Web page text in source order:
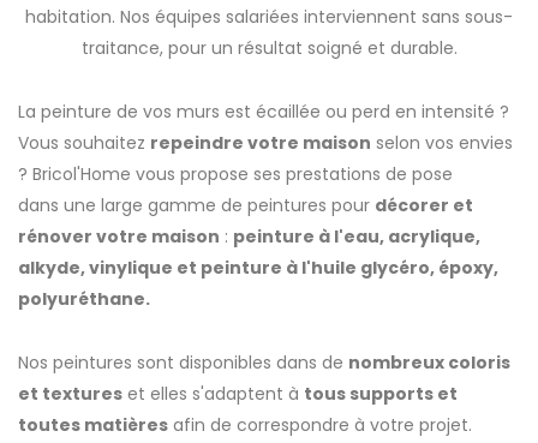
habitation. Nos équipes salariées interviennent sans sous-
traitance, pour un résultat soigné et durable.
La peinture de vos murs est écaillée ou perd en intensité ?
Vous souhaitez repeindre votre maison selon vos envies
? Bricol'Home vous propose ses prestations de pose
dans une large gamme de peintures pour décorer et
rénover votre maison : peinture à l'eau, acrylique,
alkyde, vinylique et peinture à l'huile glycéro, époxy,
polyuréthane.
Nos peintures sont disponibles dans de nombreux coloris
et textures et elles s'adaptent à tous supports et
toutes matières afin de correspondre à votre projet.